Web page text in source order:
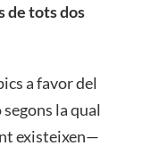
de tots dos
a favor del
la qual
existeixen—